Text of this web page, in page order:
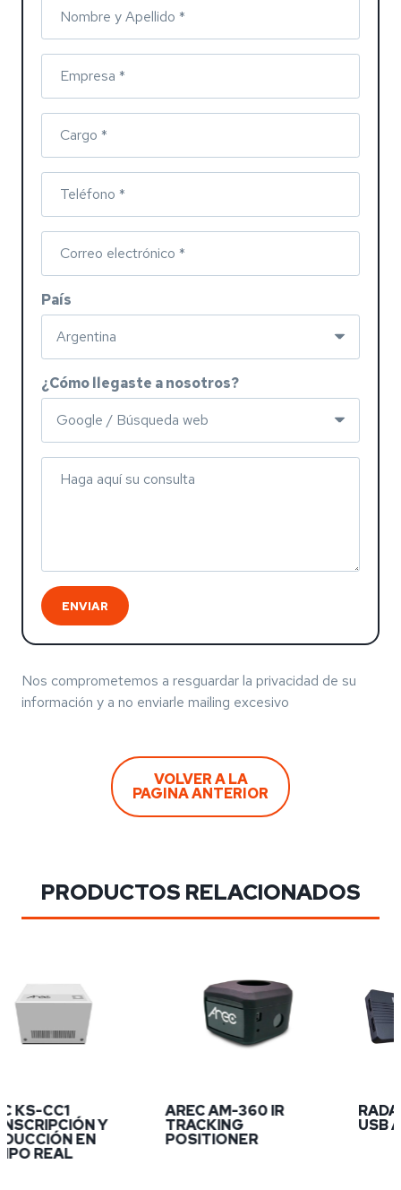
Nombre y Apellido *
Empresa *
Cargo *
Teléfono *
Correo electrónico *
País
¿Cómo llegaste a nosotros?
Haga aquí su consulta
ENVIAR
Nos comprometemos a resguardar la privacidad de su
información y a no enviarle mailing excesivo
VOLVER A LA
PAGINA ANTERIOR
PRODUCTOS RELACIONADOS
CC1
Y
EN
REAL
AREC AM-360 IR
TRACKING
POSITIONER
RADA
USB